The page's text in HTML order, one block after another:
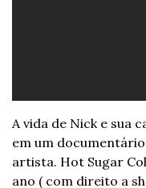
A vida de Nick e sua
em um
artista. Hot Sugar
ano ( com direito a